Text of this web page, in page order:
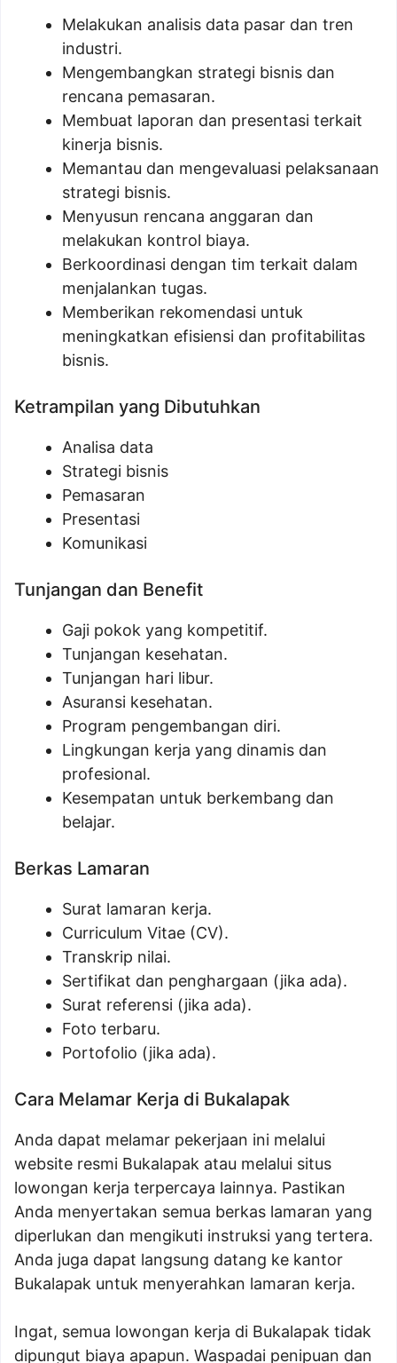
Melakukan analisis data pasar dan tren
industri.
Mengembangkan strategi bisnis dan
rencana pemasaran.
Membuat laporan dan presentasi terkait
kinerja bisnis.
Memantau dan mengevaluasi pelaksanaan
strategi bisnis.
Menyusun rencana anggaran dan
melakukan kontrol biaya.
Berkoordinasi dengan tim terkait dalam
menjalankan tugas.
Memberikan rekomendasi untuk
meningkatkan efisiensi dan profitabilitas
bisnis.
Ketrampilan yang Dibutuhkan
Analisa data
Strategi bisnis
Pemasaran
Presentasi
Komunikasi
Tunjangan dan Benefit
Gaji pokok yang kompetitif.
Tunjangan kesehatan.
Tunjangan hari libur.
Asuransi kesehatan.
Program pengembangan diri.
Lingkungan kerja yang dinamis dan
profesional.
Kesempatan untuk berkembang dan
belajar.
Berkas Lamaran
Surat lamaran kerja.
Curriculum Vitae (CV).
Transkrip nilai.
Sertifikat dan penghargaan (jika ada).
Surat referensi (jika ada).
Foto terbaru.
Portofolio (jika ada).
Cara Melamar Kerja di Bukalapak
Anda dapat melamar pekerjaan ini melalui
website resmi Bukalapak atau melalui situs
lowongan kerja terpercaya lainnya. Pastikan
Anda menyertakan semua berkas lamaran yang
diperlukan dan mengikuti instruksi yang tertera.
Anda juga dapat langsung datang ke kantor
Bukalapak untuk menyerahkan lamaran kerja.
Ingat, semua lowongan kerja di Bukalapak tidak
dipungut biaya apapun. Waspadai penipuan dan